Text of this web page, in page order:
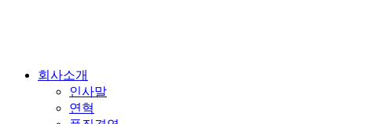
Close
회사소개
인사말
연혁